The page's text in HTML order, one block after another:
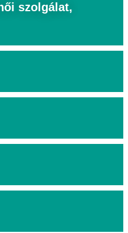
szolgálat,